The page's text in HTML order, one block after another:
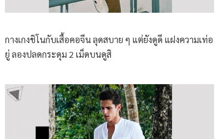
กางเกงชิโนกับเสื้อคอจีน ลุดสบาย ๆ แต่ยังดูดี แฝงความเท่อ
ยู่ ลองปลดกระดุม 2 เม็ดบนดูสิ